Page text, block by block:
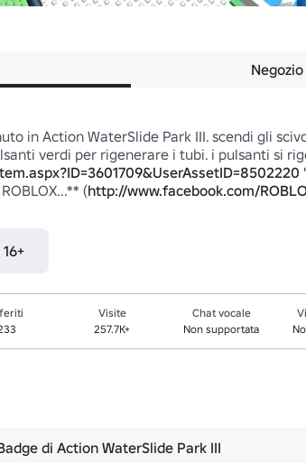
Negozio
in Action WaterSlide Park III. scendi gli
verdi per rigenerare i tubi. i pulsanti si
(http://www.facebook.com/
Visite
257.7K+
Chat vocale
Non supportata
di Action WaterSlide Park III